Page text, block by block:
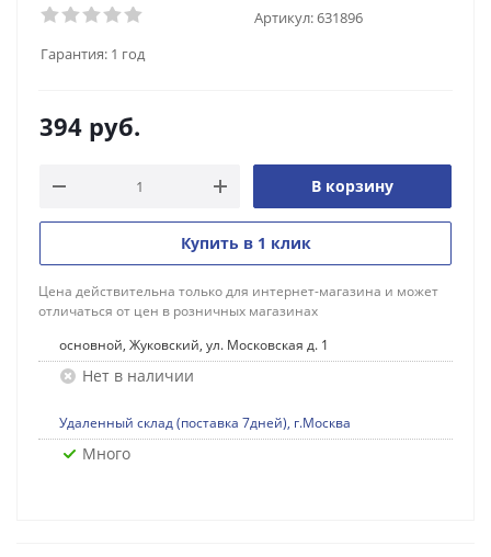
Артикул:631896
Гарантия: 1 год
394 руб.
В корзину
Купить в 1 клик
Цена действительна только для интернет-магазина и может
отличаться от цен в розничных магазинах
основной, Жуковский, ул. Московская д. 1
Нет в наличии
Удаленный склад (поставка 7дней), г.Москва
Много